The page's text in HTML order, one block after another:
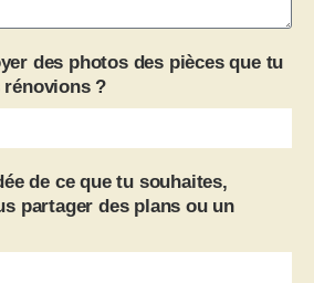
des photos des pièces que tu
?
de ce que tu souhaites,
partager des plans ou un